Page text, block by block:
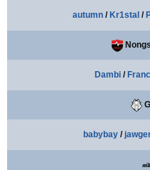
autumn/ Kr1stal /
Dambi/
babybay/